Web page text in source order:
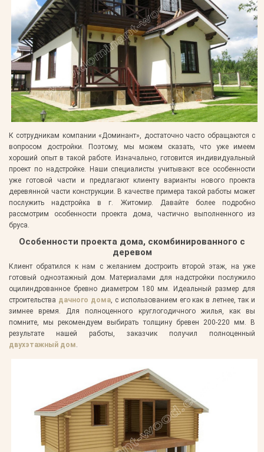
К сотрудникам компании «Доминант», достаточно часто обращаются с
вопросом достройки. Поэтому, мы можем сказать, что уже имеем
хороший опыт в такой работе. Изначально, готовится индивидуальный
проект по надстройке. Наши специалисты учитывают все особенности
уже готовой части и предлагают клиенту варианты нового проекта
деревянной части конструкции. В качестве примера такой работы может
послужить надстройка в г. Житомир. Давайте более подробно
рассмотрим особенности проекта дома, частично выполненного из
бруса.
Особенности проекта дома, скомбинированного с
деревом
Клиент обратился к нам с желанием достроить второй этаж, на уже
готовый одноэтажный дом. Материалами для надстройки послужило
оцилиндрованное бревно диаметром 180 мм. Идеальный размер для
строительства дачного дома, с использованием его как в летнее, так и
зимнее время. Для полноценного круглогодичного жилья, как вы
помните, мы рекомендуем выбирать толщину бревен 200-220 мм. В
результате нашей работы, заказчик получил полноценный
двухэтажный дом.